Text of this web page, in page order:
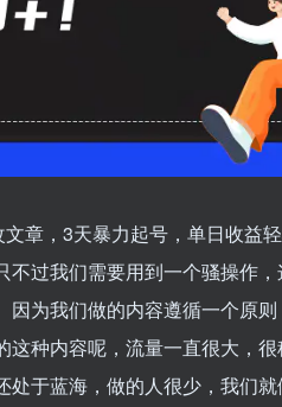
章，3天暴力起号，单日收益
过我们需要用到一个骚操作
为我们做的内容遵循一个原
种内容呢，流量一直很大，
于蓝海，做的人很少，我们